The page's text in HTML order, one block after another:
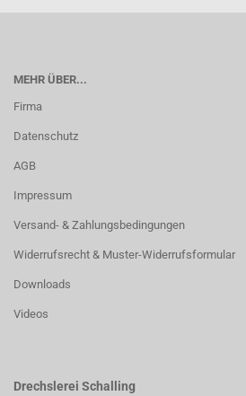
MEHR ÜBER...
Firma
Datenschutz
AGB
Impressum
Versand- & Zahlungsbedingungen
Widerrufsrecht & Muster-Widerrufsformular
Downloads
Videos
Drechslerei Schalling